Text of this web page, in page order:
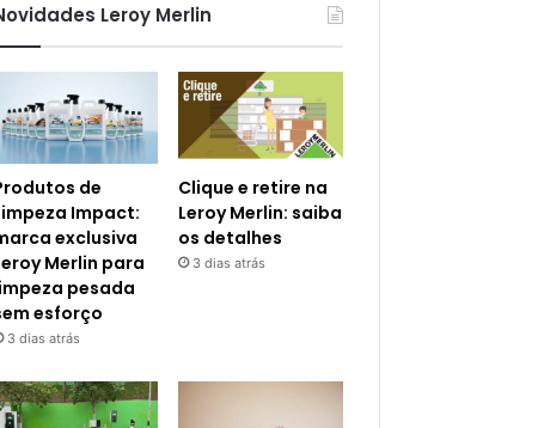
Leroy Merlin
de
Impact:
exclusiva
Merlin para
pesada
esforço
3 dias atrás
Clique e retire na
Leroy Merlin: saiba
os detalhes
3 dias atrás